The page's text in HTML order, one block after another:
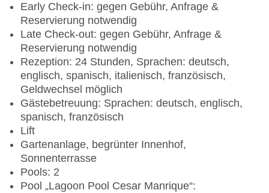
Early Check-in: gegen Gebühr, Anfrage &
Reservierung notwendig
Late Check-out: gegen Gebühr, Anfrage &
Reservierung notwendig
Rezeption: 24 Stunden, Sprachen: deutsch,
englisch, spanisch, italienisch, französisch,
Geldwechsel möglich
Gästebetreuung: Sprachen: deutsch, englisch,
spanisch, französisch
Lift
Gartenanlage, begrünter Innenhof,
Sonnenterrasse
Pools: 2
Pool „Lagoon Pool Cesar Manrique“: